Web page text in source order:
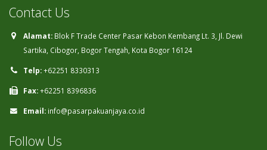
Contact Us
Alamat: Blok F Trade Center Pasar Kebon Kembang Lt. 3, Jl. Dewi
Sartika, Cibogor, Bogor Tengah, Kota Bogor 16124
Telp:+62251 8330313
Fax:+62251 8396836
Email: info@pasarpakuanjaya.co.id
Follow Us